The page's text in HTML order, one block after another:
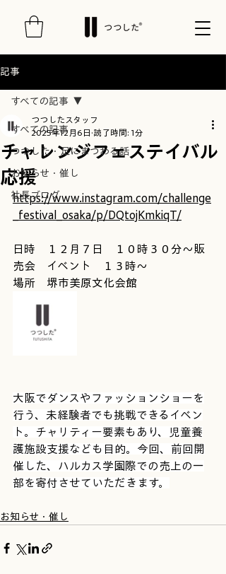
記事
すべての記事
つつした・足にまつわる話
お知らせ・催し
社長ブログ
すべての記事
チャレンジフェステイバル
応援
つつしたスタッフ
2025年12月6日 読了時間: 1分
https://www.instagram.com/challenge
_festival_osaka/p/DQtojKmkiqT/
日時　１２月７日　１０時３０分～販
売会　イベント　１３時～
場所　堺市美原文化会館
大阪でダンスやファッションショーを
行う、未経験者でも挑戦できるイベン
ト。チャリティー要素もあり、児童養
護施設支援なども目的。今回、前回開
催した、ハルカス学園際での売上の一
部を寄付させていただきます。
お知らせ・催し